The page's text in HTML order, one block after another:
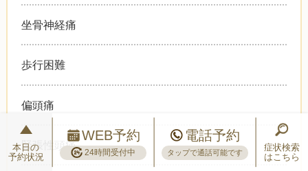
坐骨神経痛
歩行困難
偏頭痛
緊張性頭痛
本日の
予約状況
WEB予約
24時間受付中
電話予約
タップで通話可能です
症状検索
はこちら